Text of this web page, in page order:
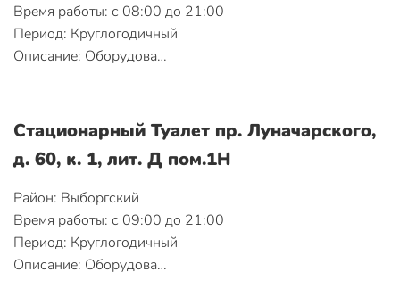
Время работы: с 08:00 до 21:00
Период: Круглогодичный
Описание: Оборудова…
Стационарный Туалет пр. Луначарского,
д. 60, к. 1, лит. Д пом.1Н
Район: Выборгский
Время работы: с 09:00 до 21:00
Период: Круглогодичный
Описание: Оборудова…